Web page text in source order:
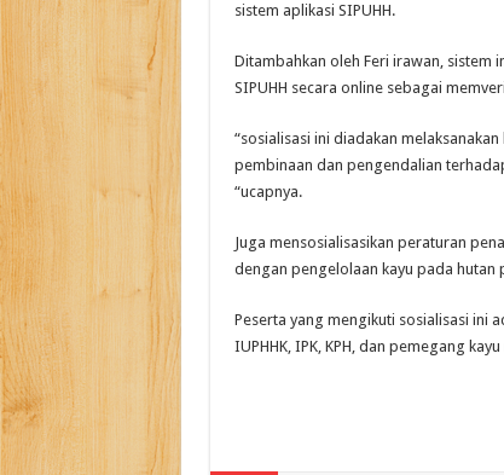
sistem aplikasi SIPUHH.
Ditambahkan oleh Feri irawan, sistem
SIPUHH secara online sebagai
“sosialisasi ini diadakan
pembinaan dan pengendalian
“ucapnya.
Juga mensosialisasikan peraturan
dengan pengelolaan kayu pada hutan
Peserta yang mengikuti sosialisasi ini
IUPHHK, IPK, KPH, dan pemegang